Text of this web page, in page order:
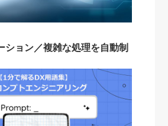
ション／複雑な処理を自動制